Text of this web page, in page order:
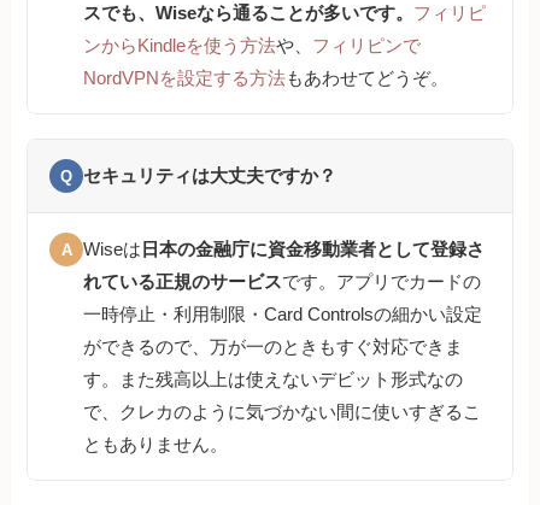
スでも、Wiseなら通ることが多いです。 フィリピ
ンからKindleを使う方法や、 フィリピンで
NordVPNを設定する方法もあわせてどうぞ。
Q セキュリティは大丈夫ですか？
A Wiseは 日本の金融庁に資金移動業者として登録さ
れている正規のサービスです。アプリでカードの
一時停止・利用制限・Card Controlsの細かい設定
ができるので、万が一のときもすぐ対応できま
す。また残高以上は使えないデビット形式なの
で、クレカのように気づかない間に使いすぎるこ
ともありません。